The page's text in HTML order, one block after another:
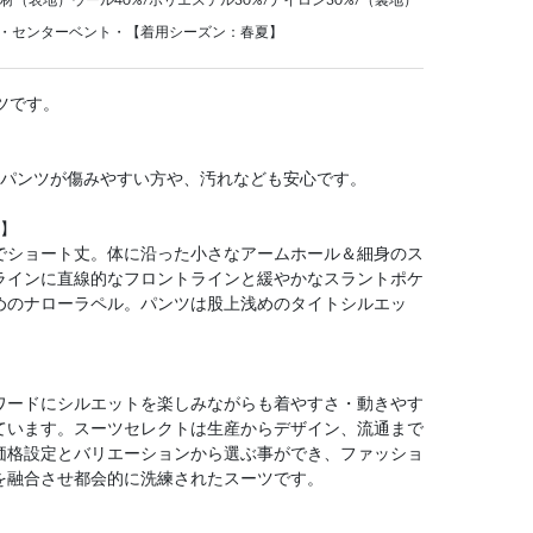
センターベント・【着用シーズン：春夏】
す。
ンツが傷みやすい方や、汚れなども安心です。
ョート丈。体に沿った小さなアームホール＆細身のス
ンに直線的なフロントラインと緩やかなスラントポケ
ナローラペル。パンツは股上浅めのタイトシルエッ
ドにシルエットを楽しみながらも着やすさ・動きやす
ます。スーツセレクトは生産からデザイン、流通まで
設定とバリエーションから選ぶ事ができ、ファッショ
合させ都会的に洗練されたスーツです。